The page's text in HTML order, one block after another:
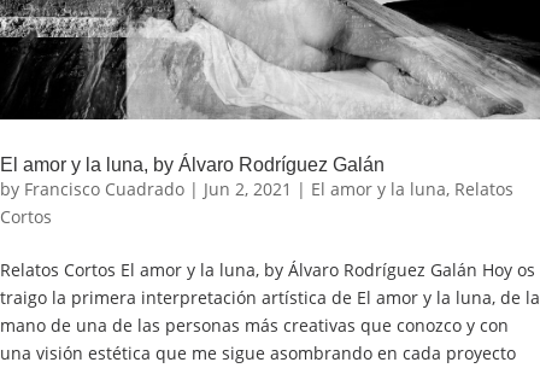
El amor y la luna, by Álvaro Rodríguez Galán
by Francisco Cuadrado | Jun 2, 2021 | El amor y la luna, Relatos
Cortos
Relatos Cortos El amor y la luna, by Álvaro Rodríguez Galán Hoy os
traigo la primera interpretación artística de El amor y la luna, de la
mano de una de las personas más creativas que conozco y con
una visión estética que me sigue asombrando en cada proyecto